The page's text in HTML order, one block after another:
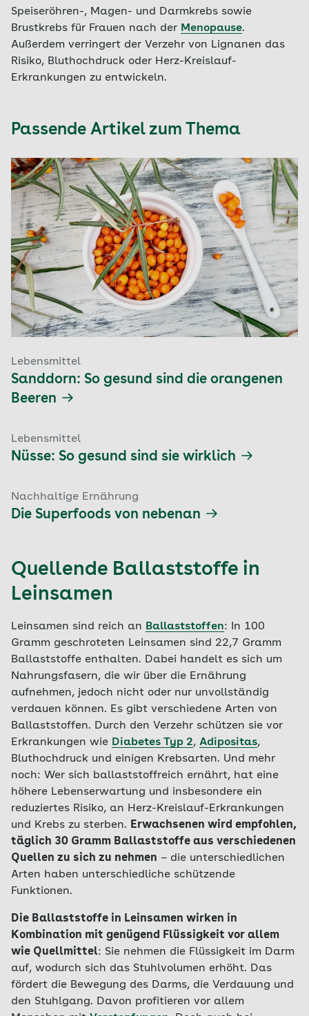
Speiseröhren-, Magen- und Darmkrebs sowie
Brustkrebs für Frauen nach der Menopause.
Außerdem verringert der Verzehr von Lignanen das
Risiko, Bluthochdruck oder Herz-Kreislauf-
Erkrankungen zu entwickeln.
Passende Artikel zum Thema
Lebensmittel
Sanddorn: So gesund sind die orangenen
Beeren
Lebensmittel
Nüsse: So gesund sind sie wirklich
Nachhaltige Ernährung
Die Superfoods von nebenan
Quellende Ballaststoffe in
Leinsamen
Leinsamen sind reich an Ballaststoffen: In 100
Gramm geschroteten Leinsamen sind 22,7 Gramm
Ballaststoffe enthalten. Dabei handelt es sich um
Nahrungsfasern, die wir über die Ernährung
aufnehmen, jedoch nicht oder nur unvollständig
verdauen können. Es gibt verschiedene Arten von
Ballaststoffen. Durch den Verzehr schützen sie vor
Erkrankungen wie Diabetes Typ 2, Adipositas,
Bluthochdruck und einigen Krebsarten. Und mehr
noch: Wer sich ballaststoffreich ernährt, hat eine
höhere Lebenserwartung und insbesondere ein
reduziertes Risiko, an Herz-Kreislauf-Erkrankungen
und Krebs zu sterben. Erwachsenen wird empfohlen,
täglich 30 Gramm Ballaststoffe aus verschiedenen
Quellen zu sich zu nehmen – die unterschiedlichen
Arten haben unterschiedliche schützende
Funktionen.
Die Ballaststoffe in Leinsamen wirken in
Kombination mit genügend Flüssigkeit vor allem
wie Quellmittel: Sie nehmen die Flüssigkeit im Darm
auf, wodurch sich das Stuhlvolumen erhöht. Das
fördert die Bewegung des Darms, die Verdauung und
den Stuhlgang. Davon profitieren vor allem